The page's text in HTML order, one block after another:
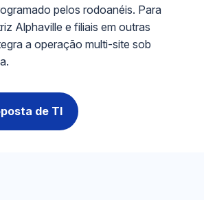
pelos rodoanéis. Para
Alphaville e filiais em outras
a operação multi-site sob
de TI